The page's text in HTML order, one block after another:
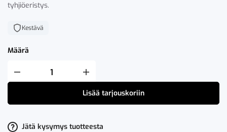
tyhjiöeristys.
Kestävä
Määrä
Sagaform
Tekla
määrä
Lisää tarjouskoriin
Jätä kysymys tuotteesta